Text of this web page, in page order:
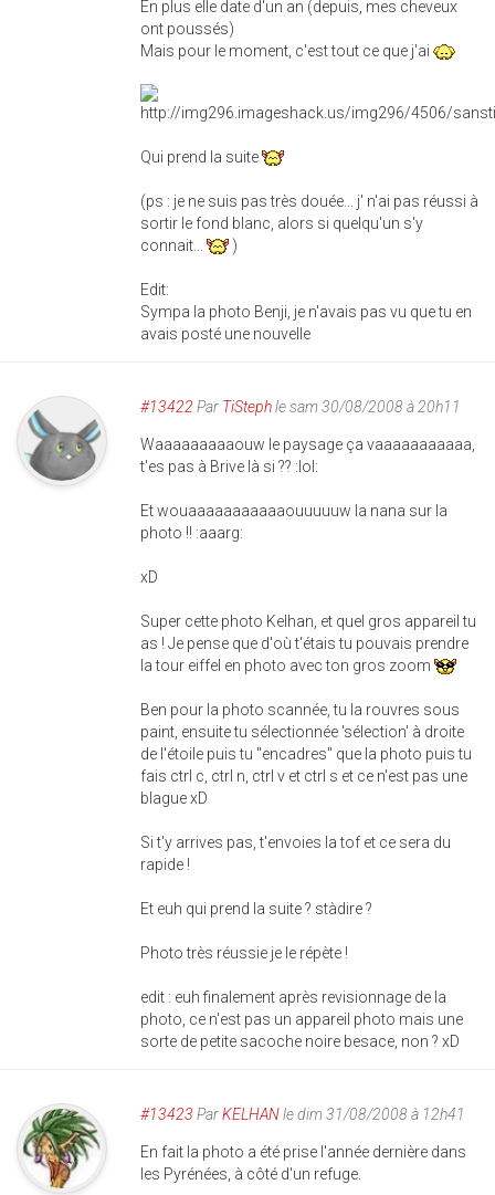
En plus elle date d'un an (depuis, mes cheveux
ont poussés)
Mais pour le moment, c'est tout ce que j'ai
Qui prend la suite
(ps : je ne suis pas très douée... j' n'ai pas réussi à
sortir le fond blanc, alors si quelqu'un s'y
connait...
)
Edit:
Sympa la photo Benji, je n'avais pas vu que tu en
avais posté une nouvelle
#13422 Par TiStephle sam 30/08/2008 à 20h11
Waaaaaaaaaouw le paysage ça vaaaaaaaaaaa,
t'es pas à Brive là si ?? :lol:
Et wouaaaaaaaaaaaouuuuuw la nana sur la
photo !! :aaarg:
xD
Super cette photo Kelhan, et quel gros appareil tu
as ! Je pense que d'où t'étais tu pouvais prendre
la tour eiffel en photo avec ton gros zoom
Ben pour la photo scannée, tu la rouvres sous
paint, ensuite tu sélectionnée 'sélection' à droite
de l'étoile puis tu "encadres" que la photo puis tu
fais ctrl c, ctrl n, ctrl v et ctrl s et ce n'est pas une
blague xD
Si t'y arrives pas, t'envoies la tof et ce sera du
rapide !
Et euh qui prend la suite ? stàdire ?
Photo très réussie je le répète !
edit : euh finalement après revisionnage de la
photo, ce n'est pas un appareil photo mais une
sorte de petite sacoche noire besace, non ? xD
#13423 ParKELHANle dim 31/08/2008 à 12h41
En fait la photo a été prise l'année dernière dans
les Pyrénées, à côté d'un refuge.